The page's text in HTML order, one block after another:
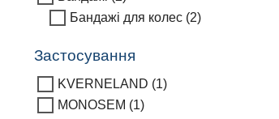
Бандажі для колес(2)
Застосування
KVERNELAND (1)
MONOSEM (1)